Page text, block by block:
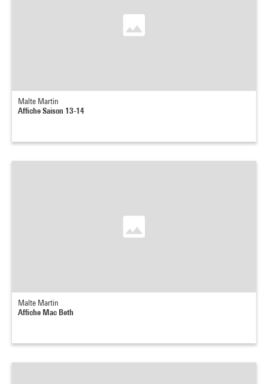
Malte Martin
Affiche Saison 13-14
Malte Martin
Affiche Mac Beth